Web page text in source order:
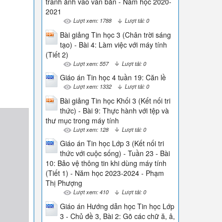
2021
Lượt xem: 1788 Lượt tải: 0
Bài giảng Tin học 3 (Chân trời sáng
tạo) - Bài 4: Làm việc với máy tính
(Tiết 2)
Lượt xem: 557 Lượt tải: 0
Giáo án Tin học 4 tuần 19: Căn lề
Lượt xem: 1332 Lượt tải: 0
Bài giảng Tin học Khối 3 (Kết nối tri
thức) - Bài 9: Thực hành với tệp và
thư mục trong máy tính
Lượt xem: 128 Lượt tải: 0
Giáo án Tin học Lớp 3 (Kết nối tri
thức với cuộc sống) - Tuần 23 - Bài
10: Bảo vệ thông tin khi dùng máy tính
(Tiết 1) - Năm học 2023-2024 - Phạm
Thị Phượng
Lượt xem: 410 Lượt tải: 0
Giáo án Hướng dẫn học Tin học Lớp
3 - Chủ đề 3, Bài 2: Gõ các chữ ă, â,